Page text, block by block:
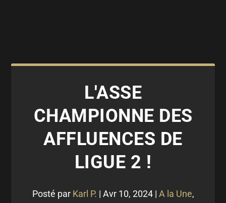
L'ASSE
CHAMPIONNE DES
AFFLUENCES DE
LIGUE 2 !
Posté par Karl P. | Avr 10, 2024| A la Une,